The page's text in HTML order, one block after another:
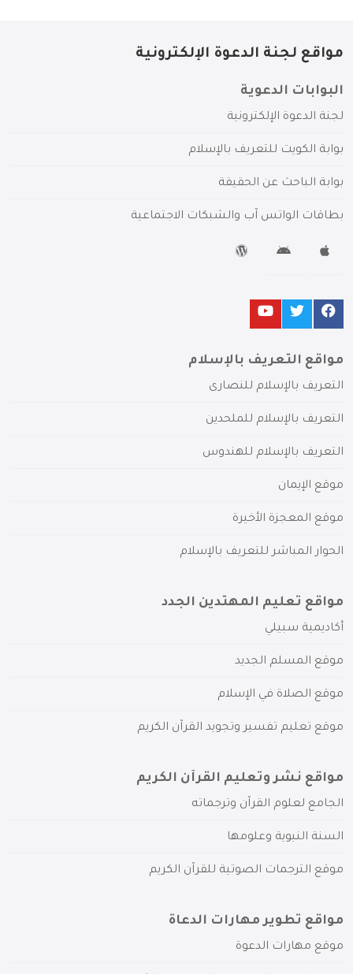
مواقع لجنة الدعوة الإلكترونية
البوابات الدعوية
لجنة الدعوة الإلكترونية
بوابة الكويت للتعريف بالإسلام
بوابة الباحث عن الحقيقة
بطاقات الواتس آب والشبكات الاجتماعية
مواقع التعريف بالإسلام
التعريف بالإسلام للنصارى
التعريف بالإسلام للملحدين
التعريف بالإسلام للهندوس
موقع الإيمان
موقع المعجزة الأخيرة
الحوار المباشر للتعريف بالإسلام
مواقع تعليم المهتدين الجدد
أكاديمية سبيلي
موقع المسلم الجديد
موقع الصلاة في الإسلام
موقع تعليم تفسير وتجويد القرآن الكريم
مواقع نشر وتعليم القرآن الكريم
الجامع لعلوم القرآن وترجماته
السنة النبوية وعلومها
موقع الترجمات الصوتية للقرآن الكريم
مواقع تطوير مهارات الدعاة
موقع مهارات الدعوة